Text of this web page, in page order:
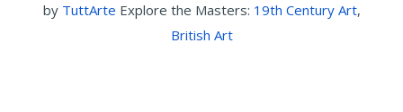
by TuttArte Explore the Masters: 19th Century Art,
British Art